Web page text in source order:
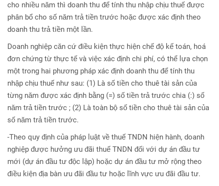
cho nhiều năm thì doanh thu để tính thu nhập chịu thuế được
phân bổ cho số năm trả tiền trước hoặc được xác định theo
doanh thu trả tiền một lần.
Doanh nghiệp căn cứ điều kiện thực hiện chế độ kế toán, hoá
đơn chứng từ thực tế và việc xác định chi phí, có thể lựa chọn
một trong hai phương pháp xác định doanh thu để tính thu
nhập chịu thuế như sau: (1) Là số tiền cho thuê tài sản của
từng năm được xác định bằng (=) số tiền trả trước chia (:) số
năm trả tiền trước ; (2) Là toàn bộ số tiền cho thuê tài sản của
số năm trả tiền trước.
-Theo quy định của pháp luật về thuế TNDN hiện hành, doanh
nghiệp được hưởng ưu đãi thuế TNDN đối với dự án đầu tư
mới (dự án đầu tư độc lập) hoặc dự án đầu tư mở rộng theo
điều kiện địa bàn ưu đãi đầu tư hoặc lĩnh vực ưu đãi đầu tư.